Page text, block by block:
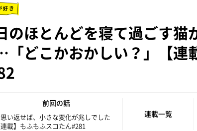
好き
のほとんどを寝て過ごす猫
「どこかおかしい？」【連
前回の話
い返せば、小さな変化が兆しでした
連載】もふもふスコたん#281
連載一覧